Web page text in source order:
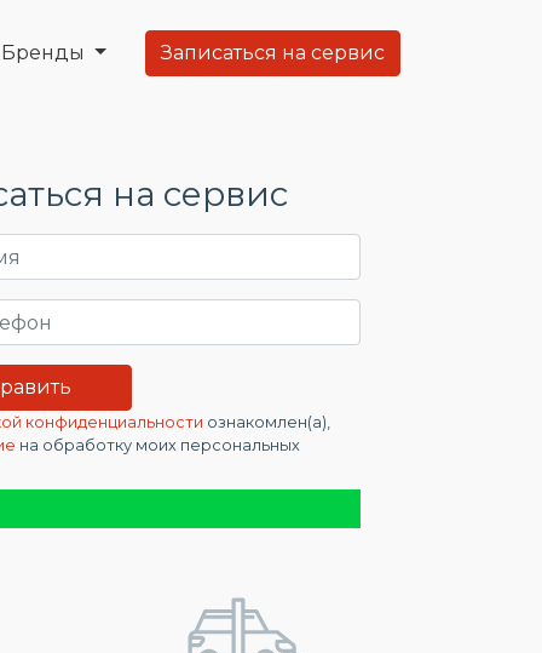
Бренды Записаться на сервис
на сервис
конфиденциальности ознакомлен(а),
на обработку моих персональных